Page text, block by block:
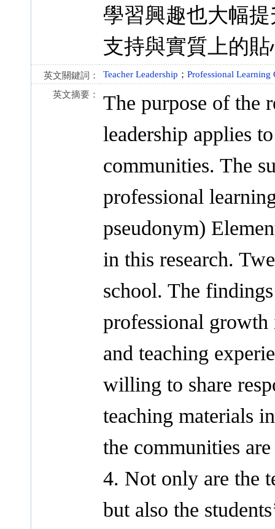
學習興趣也大幅
支持與實質上的
英文關鍵詞： Teacher Leadership ； Professional Learning
英文摘要：
The purpose of the
leadership applies
communities. The
professional
pseudonym)
in this research.
school. The
professional
and teaching
willing to share
teaching materials
the communities
4. Not only are the
but also the